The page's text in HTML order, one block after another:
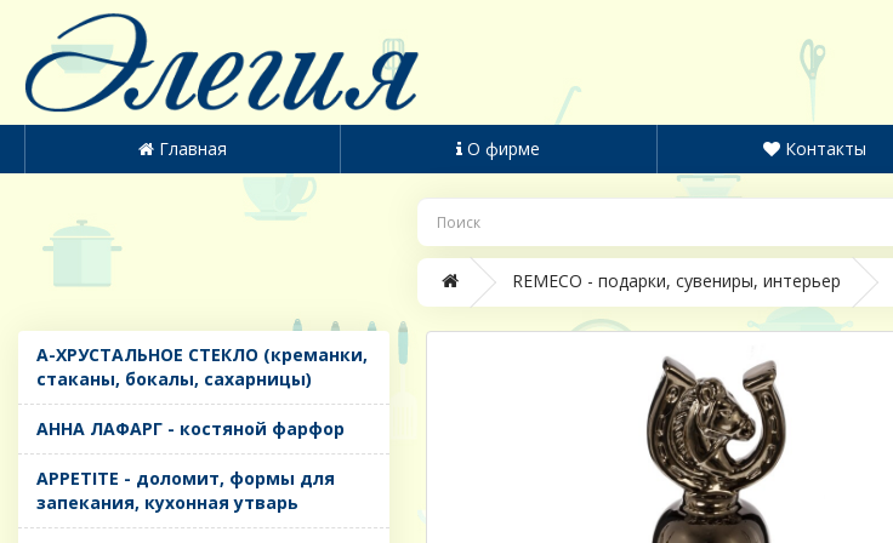
Главная О фирме Контакты
REMECO - подарки, сувениры, интерьер
A-ХРУСТАЛЬНОЕ СТЕКЛО (креманки,
стаканы, бокалы, сахарницы)
AHHA ЛАФАРГ - костяной фарфор
APPETITE - доломит, формы для
запекания, кухонная утварь